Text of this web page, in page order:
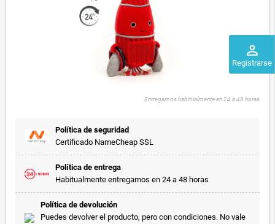
perm_identity
Registrarse
Entregamos habitualmente en 24 a 48 horas
Política de seguridad
Certificado NameCheap SSL
Política de entrega
Habitualmente entregamos en 24 a 48 horas
Política de devolución
Puedes devolver el producto, pero con condiciones. No vale